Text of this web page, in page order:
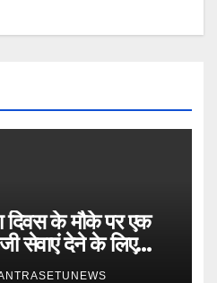
के मौके पर एक
सेवाएं देने के लिए